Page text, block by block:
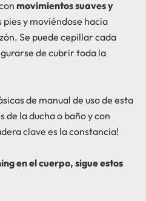
movimientos suaves y
pies y moviéndose hacia
Se puede cepillar cada
de cubrir toda la
de manual de uso de esta
la ducha o baño y con
clave es la constancia!
en el cuerpo, sigue estos